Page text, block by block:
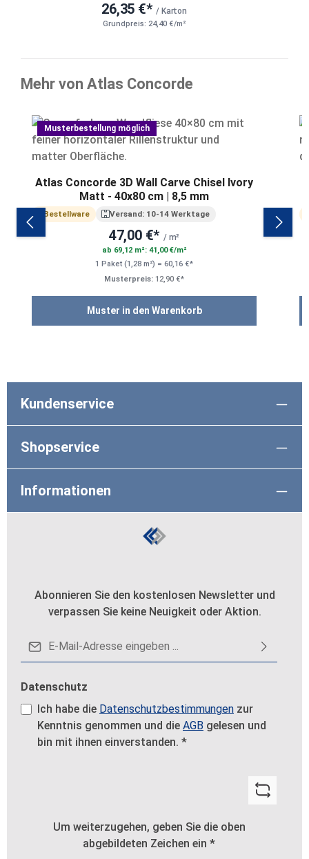
26,35 €* / Karton
Grundpreis: 24,40 €/m²
Mehr von Atlas Concorde
Musterbestellung möglich
Atlas Concorde 3D Wall Carve Chisel Ivory
Matt - 40x80 cm | 8,5 mm
Bestellware Versand: 10-14 Werktage
47,00 €* / m²
ab 69,12 m²: 41,00 €/m²
1 Paket (1,28 m²) = 60,16 €*
Musterpreis: 12,90 €*
Muster in den Warenkorb
Kundenservice
Shopservice
Informationen
Abonnieren Sie den kostenlosen Newsletter und
verpassen Sie keine Neuigkeit oder Aktion.
Datenschutz
Ich habe die Datenschutzbestimmungen zur
Kenntnis genommen und die AGB gelesen und
bin mit ihnen einverstanden. *
Um weiterzugehen, geben Sie die oben
abgebildeten Zeichen ein *